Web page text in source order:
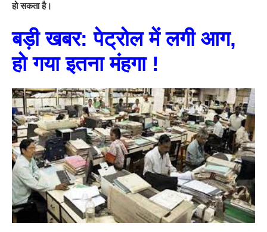
हो सकता है।
बड़ी खबर: पेट्रोल में लगी आग,
हो गया इतना मंहगा !